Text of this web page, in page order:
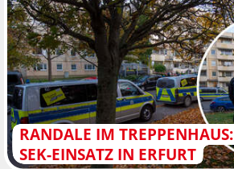
RANDALE IM TREPPENHAUS:
SEK-EINSATZ IN ERFURT